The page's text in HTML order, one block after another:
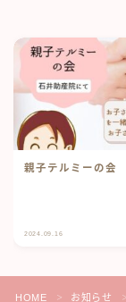
親子テルミーの会
2024.09.16
HOME ＞ お知らせ ＞